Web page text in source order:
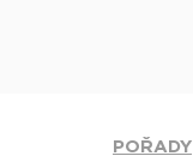
POŘADY